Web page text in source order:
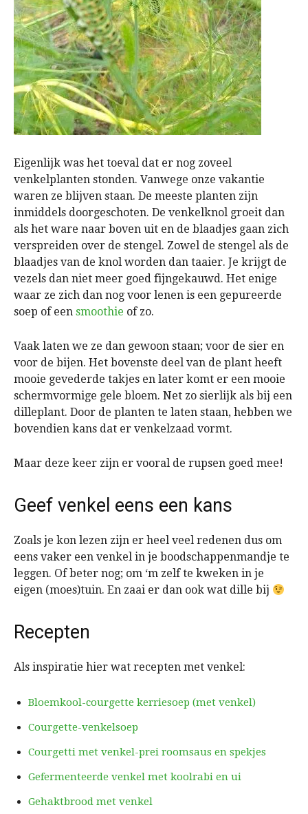
Eigenlijk was het toeval dat er nog zoveel
venkelplanten stonden. Vanwege onze vakantie
waren ze blijven staan. De meeste planten zijn
inmiddels doorgeschoten. De venkelknol groeit dan
als het ware naar boven uit en de blaadjes gaan zich
verspreiden over de stengel. Zowel de stengel als de
blaadjes van de knol worden dan taaier. Je krijgt de
vezels dan niet meer goed fijngekauwd. Het enige
waar ze zich dan nog voor lenen is een gepureerde
soep of een smoothie of zo.
Vaak laten we ze dan gewoon staan; voor de sier en
voor de bijen. Het bovenste deel van de plant heeft
mooie gevederde takjes en later komt er een mooie
schermvormige gele bloem. Net zo sierlijk als bij een
dilleplant. Door de planten te laten staan, hebben we
bovendien kans dat er venkelzaad vormt.
Maar deze keer zijn er vooral de rupsen goed mee!
Geef venkel eens een kans
Zoals je kon lezen zijn er heel veel redenen dus om
eens vaker een venkel in je boodschappenmandje te
leggen. Of beter nog; om ‘m zelf te kweken in je
eigen (moes)tuin. En zaai er dan ook wat dille bij
Recepten
Als inspiratie hier wat recepten met venkel:
Bloemkool-courgette kerriesoep (met venkel)
Courgette-venkelsoep
Courgetti met venkel-prei roomsaus en spekjes
Gefermenteerde venkel met koolrabi en ui
Gehaktbrood met venkel